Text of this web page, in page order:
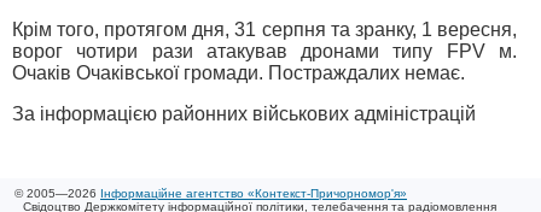
Крім того, протягом дня, 31 серпня та зранку, 1 вересня,
ворог чотири рази атакував дронами типу FPV м.
Очаків Очаківської громади. Постраждалих немає.
За інформацією районних військових адміністрацій
© 2005—2026 Інформаційне агентство «Контекст-Причорномор'я»
Свідоцтво Держкомітету інформаційної політики, телебачення та радіомовлення